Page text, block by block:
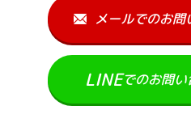
メールでのお問
LINEでのお問い